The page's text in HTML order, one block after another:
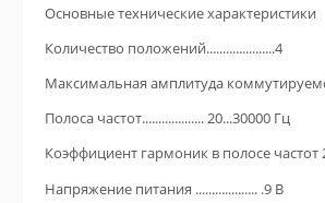
Основные технические характеристики
Количество положений.....................4
Максимальная амплитуда
Полоса частот................... 20...30000 Гц
Коэффициент гармоник в полосе частот
Напряжение питания ................... .9 В